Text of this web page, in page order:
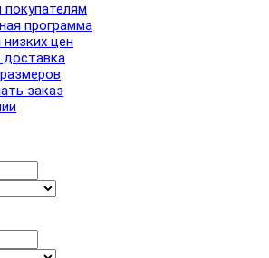
программа
низких цен
доставка
заказ